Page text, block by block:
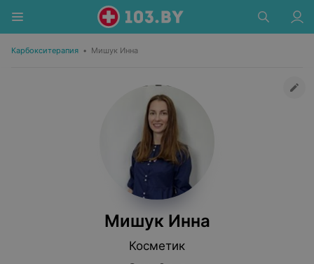
Карбокситерапия • Мишук Инна
Мишук Инна
Косметик